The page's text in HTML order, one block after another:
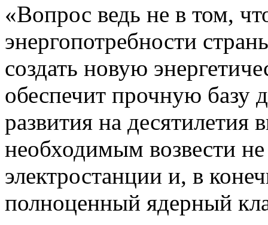
«Вопрос ведь не в том,
энергопотребности
создать новую
обеспечит прочную базу
развития на
необходимым возвести
электростанции и, в
полноценный ядерный